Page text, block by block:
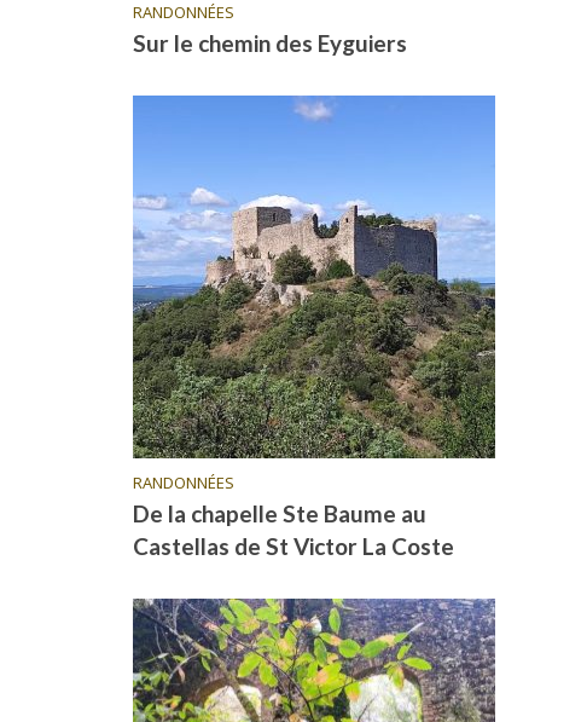
RANDONNÉES
Sur le chemin des Eyguiers
RANDONNÉES
De la chapelle Ste Baume au
Castellas de St Victor La Coste